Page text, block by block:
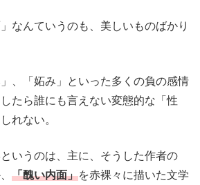
なんていうのも、美しいものばかり
」、「妬み」といった多くの負の感情
たら誰にも言えない変態的な「性
れない。
いうのは、主に、そうした作者の
「醜い内面」を赤裸々に描いた文学